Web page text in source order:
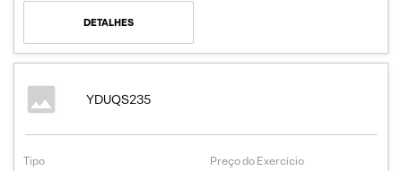
DETALHES
YDUQS235
Tipo
Preço do Exercício